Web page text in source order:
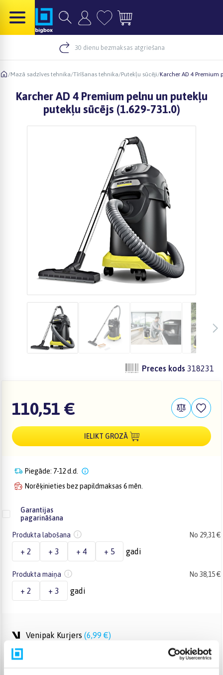
30 dienu bezmaksas atgriešana
/Mazā sadzīves tehnika/Tīrīšanas tehnika/Putekļu sūcēji/Karcher AD 4 Premium
Karcher AD 4 Premium pelnu un putekļu
putekļu sūcējs (1.629-731.0)
Preces kods 318231
110,51 €
IELIKT GROZĀ
Piegāde: 7-12 d.d.
Norēķinieties bez papildmaksas 6 mēn.
Garantijas
pagarināšana
Produkta labošana No 29,31 €
+ 2 + 3 + 4 + 5 gadi
Produkta maiņa No 38,15 €
+ 2 + 3 gadi
Venipak Kurjers (6,99 €)